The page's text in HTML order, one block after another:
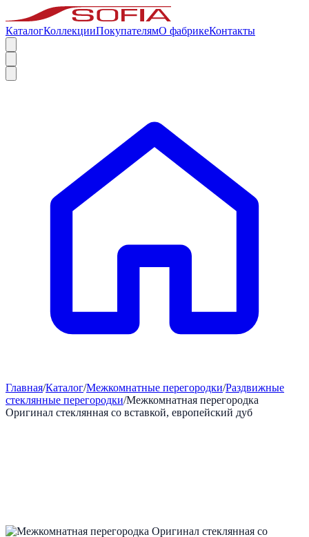
КаталогКоллекцииПокупателямО фабрикеКонтакты
Главная/Каталог/Межкомнатные перегородки/Раздвижные
стеклянные перегородки/Межкомнатная перегородка
Оригинал стеклянная со вставкой, европейский дуб